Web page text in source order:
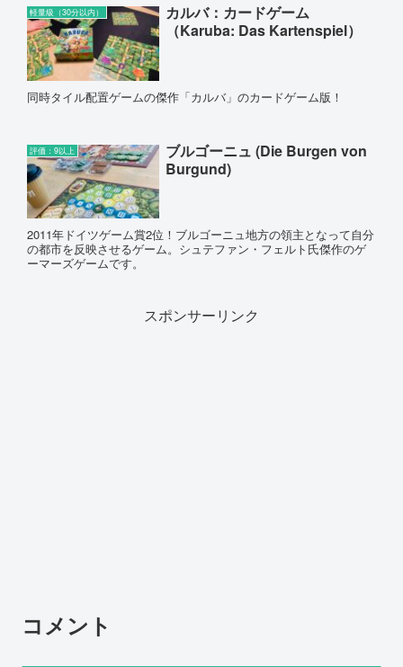
軽量級（30分以内）
カルバ：カードゲーム
（Karuba: Das Kartenspiel）
同時タイル配置ゲームの傑作「カルバ」のカードゲーム版！
評価：9以上
ブルゴーニュ (Die Burgen von
Burgund)
2011年ドイツゲーム賞2位！ブルゴーニュ地方の領主となって自分
の都市を反映させるゲーム。シュテファン・フェルト氏傑作のゲ
ーマーズゲームです。
スポンサーリンク
コメント